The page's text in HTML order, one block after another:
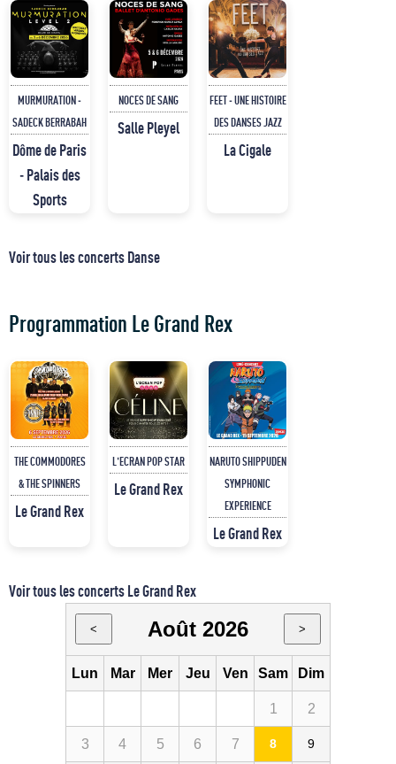
MURMURATION -
SADECK BERRABAH
Dôme de Paris
- Palais des
Sports
NOCES DE SANG
Salle Pleyel
FEET - UNE HISTOIRE
DES DANSES JAZZ
La Cigale
Voir tous les concerts Danse
Programmation Le Grand Rex
THE COMMODORES
& THE SPINNERS
Le Grand Rex
L'ECRAN POP STAR
Le Grand Rex
NARUTO SHIPPUDEN
SYMPHONIC
EXPERIENCE
Le Grand Rex
Voir tous les concerts Le Grand Rex
< Août 2026 >
Lun Mar Mer Jeu Ven Sam Dim
1 2
3 4 5 6 7 8 9